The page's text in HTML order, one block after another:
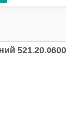
521.20.0600